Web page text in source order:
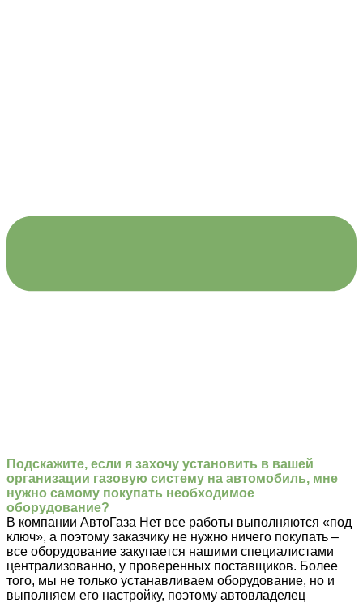
Подскажите, если я захочу установить в вашей
организации газовую систему на автомобиль, мне
нужно самому покупать необходимое
оборудование?
В компании АвтоГаза Нет все работы выполняются «под
ключ», а поэтому заказчику не нужно ничего покупать –
все оборудование закупается нашими специалистами
централизованно, у проверенных поставщиков. Более
того, мы не только устанавливаем оборудование, но и
выполняем его настройку, поэтому автовладелец